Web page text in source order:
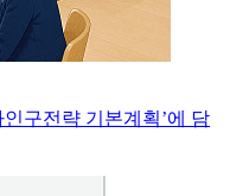
구전략 기본계획’에 담